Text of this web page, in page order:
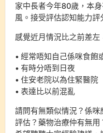
家中長者今年80歲，本
風。接受評估認知能力
感覺近月情況比之前差左
• 經常唔知自己係咪食飽
• 有時分唔到日夜
• 住安老院以為住緊醫院
• 表達比以前混亂
請問有無類似情況？係
評估？藥物治療仲有無用